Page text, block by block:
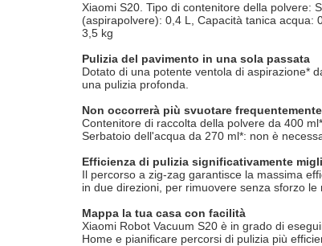
Xiaomi S20. Tipo di contenitore della polvere:
(aspirapolvere): 0,4 L, Capacità tanica acqua:
3,5 kg
Pulizia del pavimento in una sola passata
Dotato di una potente ventola di aspirazione*
una pulizia profonda.
Non occorrerà più svuotare
Contenitore di raccolta della polvere da 400
Serbatoio dell'acqua da 270 ml*: non è
Efficienza di pulizia significativamente
Il percorso a zig-zag garantisce la massima
in due direzioni, per rimuovere senza sforzo le
Mappa la tua casa con facilità
Xiaomi Robot Vacuum S20 è in grado di
Home e pianificare percorsi di pulizia più